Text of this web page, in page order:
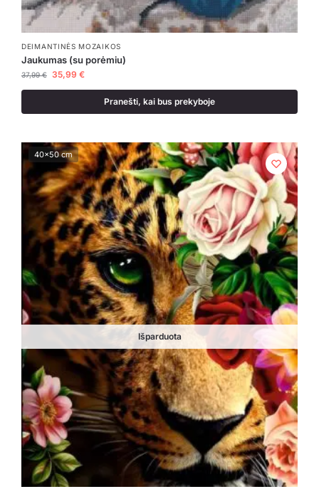
DEIMANTINĖS MOZAIKOS
Jaukumas (su porėmiu)
37,99€ 35,99 €
Pranešti, kai bus prekyboje
40x50 cm
Išparduota